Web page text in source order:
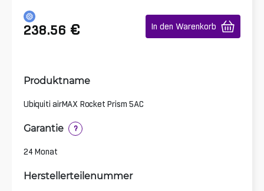
238.56 € In den Warenkorb
Produktname
Ubiquiti airMAX Rocket Prism 5AC
Garantie ?
24 Monat
Herstellerteilenummer